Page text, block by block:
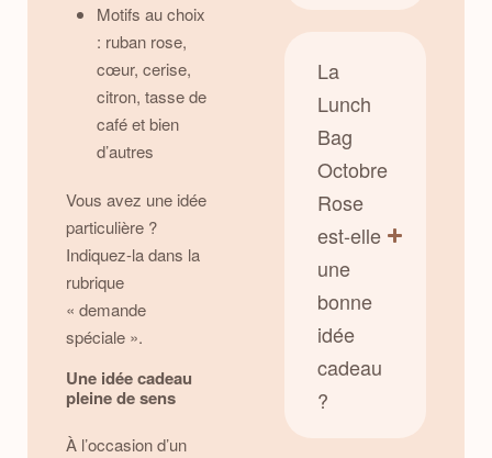
Motifs au choix
: ruban rose,
cœur, cerise,
citron, tasse de
café et bien
d’autres
Vous avez une idée
particulière ?
Indiquez-la dans la
rubrique
« demande
spéciale ».
Une idée cadeau
pleine de sens
À l’occasion d’un
La
Lunch
Bag
Octobre
Rose
est-elle
une
bonne
idée
cadeau
?